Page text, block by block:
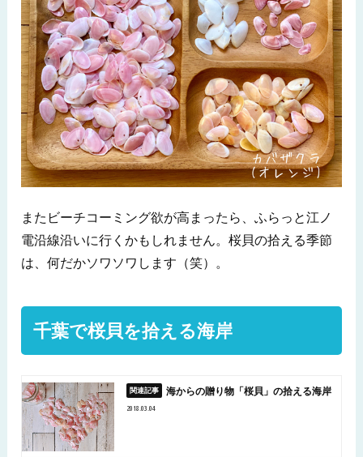
またビーチコーミング欲が高まったら、ふらっと江ノ
電沿線沿いに行くかもしれません。桜貝の拾える季節
は、何だかソワソワします（笑）。
千葉で桜貝を拾える海岸
海からの贈り物「桜貝」の拾える海岸
2018.03.04